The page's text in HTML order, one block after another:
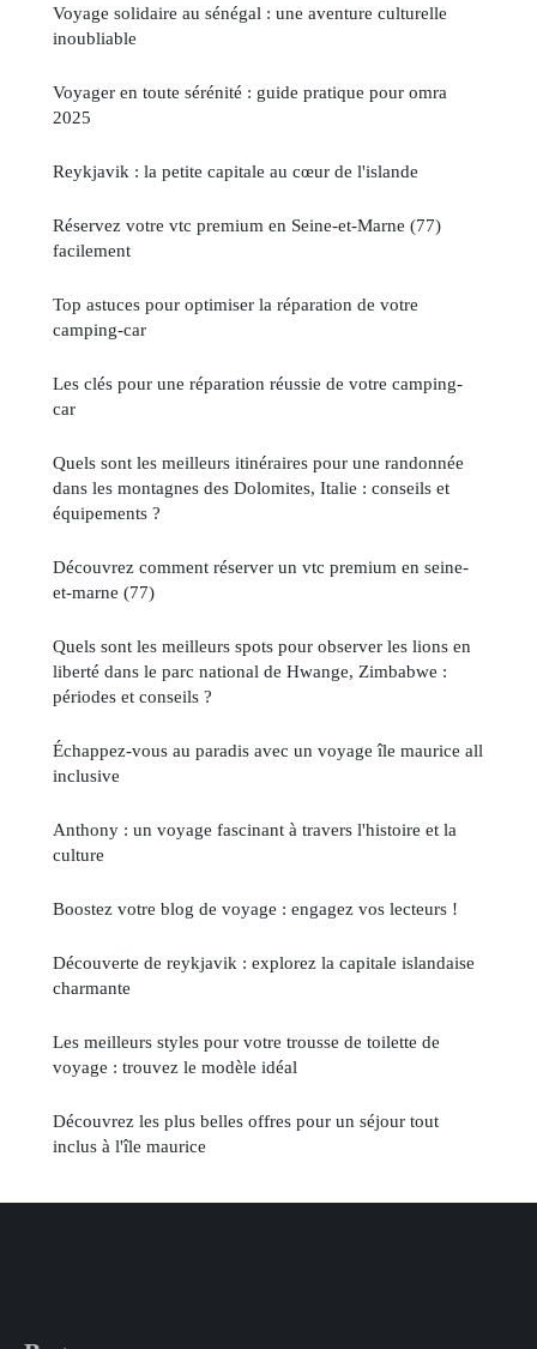
Voyage solidaire au sénégal : une aventure culturelle
inoubliable
Voyager en toute sérénité : guide pratique pour omra
2025
Reykjavik : la petite capitale au cœur de l'islande
Réservez votre vtc premium en Seine-et-Marne (77)
facilement
Top astuces pour optimiser la réparation de votre
camping-car
Les clés pour une réparation réussie de votre camping-
car
Quels sont les meilleurs itinéraires pour une randonnée
dans les montagnes des Dolomites, Italie : conseils et
équipements ?
Découvrez comment réserver un vtc premium en seine-
et-marne (77)
Quels sont les meilleurs spots pour observer les lions en
liberté dans le parc national de Hwange, Zimbabwe :
périodes et conseils ?
Échappez-vous au paradis avec un voyage île maurice all
inclusive
Anthony : un voyage fascinant à travers l'histoire et la
culture
Boostez votre blog de voyage : engagez vos lecteurs !
Découverte de reykjavik : explorez la capitale islandaise
charmante
Les meilleurs styles pour votre trousse de toilette de
voyage : trouvez le modèle idéal
Découvrez les plus belles offres pour un séjour tout
inclus à l'île maurice